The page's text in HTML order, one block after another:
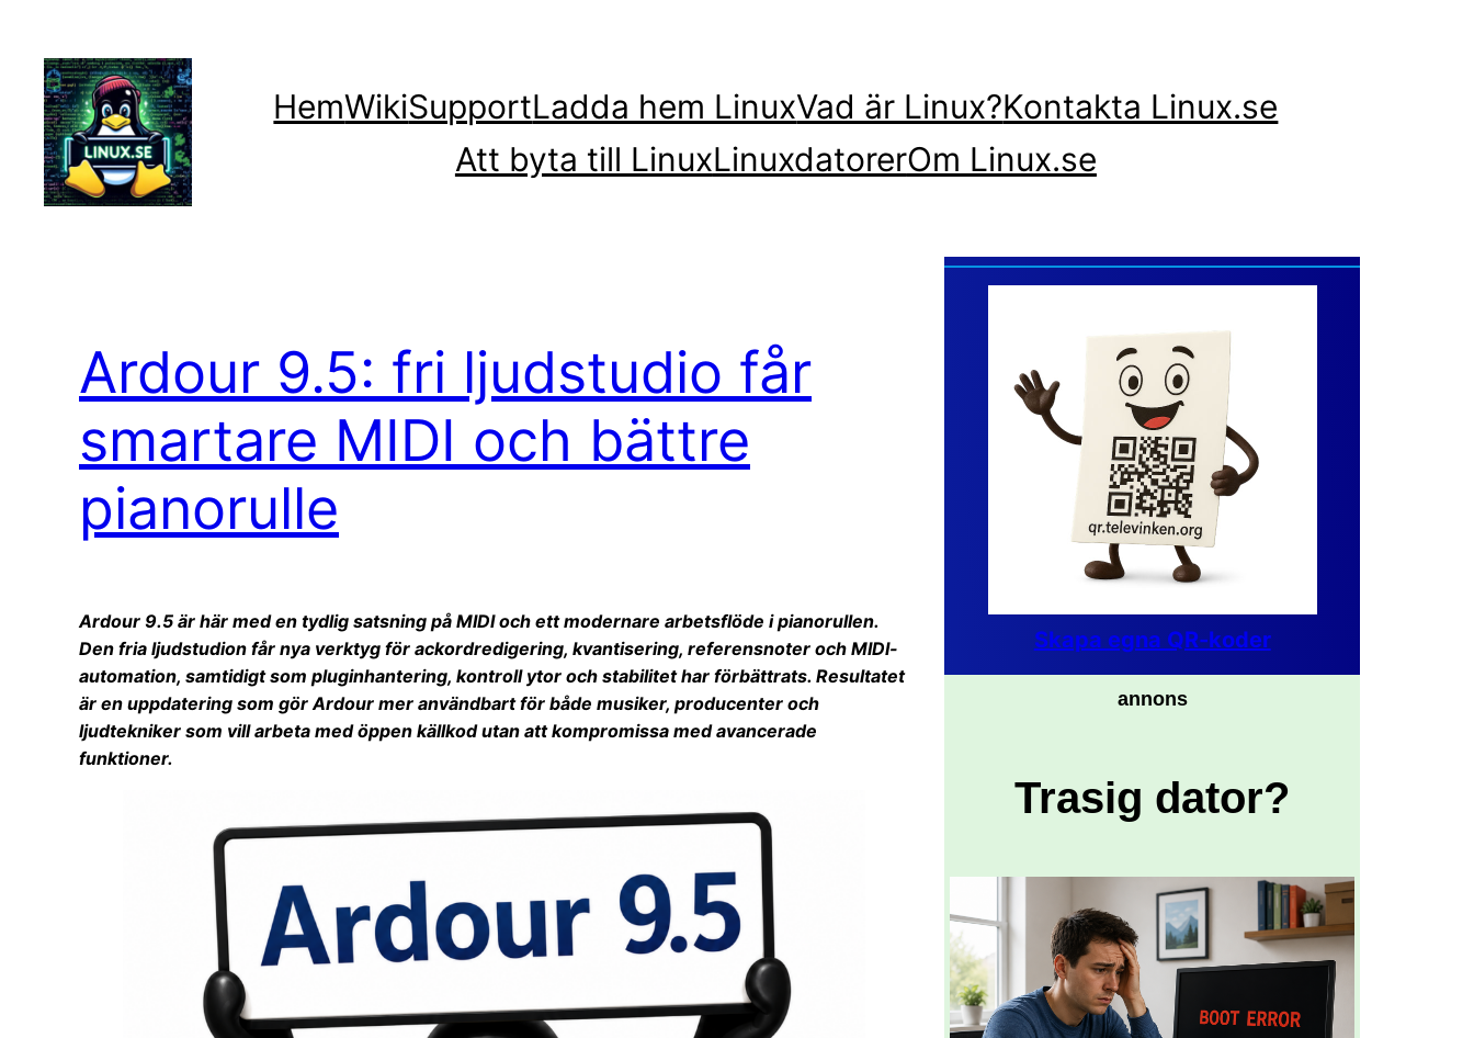
innehåll
HemWikiSupportLadda hem LinuxVad är Linux?Kontakta Linux.se
Att byta till LinuxLinuxdatorerOm Linux.se
Ardour 9.5: fri ljudstudio får
smartare MIDI och bättre
pianorulle
Ardour 9.5 är här med en tydlig satsning på MIDI och ett modernare arbetsflöde i pianorullen.
Den fria ljudstudion får nya verktyg för ackordredigering, kvantisering, referensnoter och MIDI-
automation, samtidigt som pluginhantering, kontroll ytor och stabilitet har förbättrats. Resultatet
är en uppdatering som gör Ardour mer användbart för både musiker, producenter och
ljudtekniker som vill arbeta med öppen källkod utan att kompromissa med avancerade
funktioner.
Skapa egna QR-koder
annons
Trasig dator?